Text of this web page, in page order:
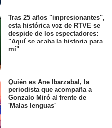
Tras 25 años "impresionantes",
esta histórica voz de RTVE se
despide de los espectadores:
"Aquí se acaba la historia para
mí"
Quién es Ane Ibarzabal, la
periodista que acompaña a
Gonzalo Miró al frente de
'Malas lenguas'